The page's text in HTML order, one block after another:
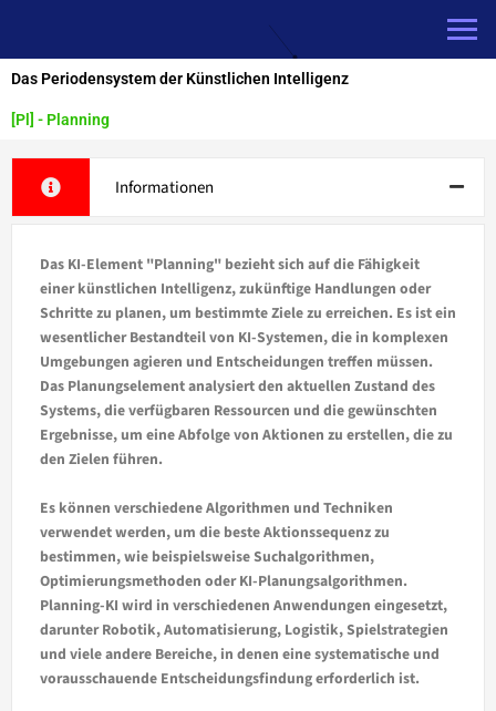
springen
Das Periodensystem der Künstlichen Intelligenz
[Pl] - Planning
Informationen
Das KI-Element "Planning" bezieht sich auf die Fähigkeit
einer künstlichen Intelligenz, zukünftige Handlungen oder
Schritte zu planen, um bestimmte Ziele zu erreichen. Es ist ein
wesentlicher Bestandteil von KI-Systemen, die in komplexen
Umgebungen agieren und Entscheidungen treffen müssen.
Das Planungselement analysiert den aktuellen Zustand des
Systems, die verfügbaren Ressourcen und die gewünschten
Ergebnisse, um eine Abfolge von Aktionen zu erstellen, die zu
den Zielen führen.
Es können verschiedene Algorithmen und Techniken
verwendet werden, um die beste Aktionssequenz zu
bestimmen, wie beispielsweise Suchalgorithmen,
Optimierungsmethoden oder KI-Planungsalgorithmen.
Planning-KI wird in verschiedenen Anwendungen eingesetzt,
darunter Robotik, Automatisierung, Logistik, Spielstrategien
und viele andere Bereiche, in denen eine systematische und
vorausschauende Entscheidungsfindung erforderlich ist.